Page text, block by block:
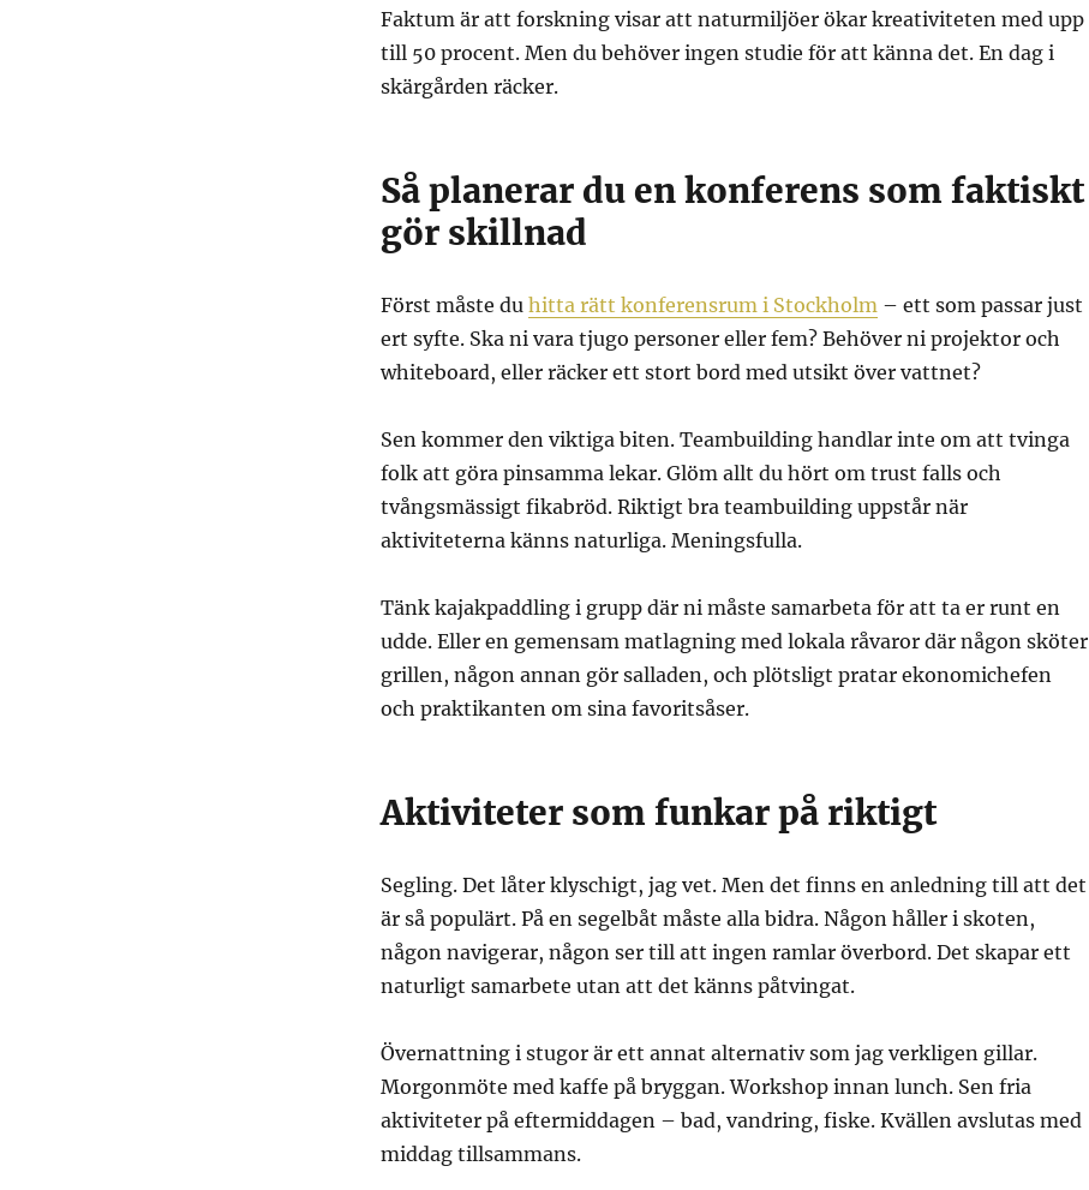
Faktum är att forskning visar att naturmiljöer ökar kreativiteten med upp
till 50 procent. Men du behöver ingen studie för att känna det. En dag i
skärgården räcker.
Så planerar du en konferens som faktiskt
gör skillnad
Först måste du hitta rätt konferensrum i Stockholm– ett som passar just
ert syfte. Ska ni vara tjugo personer eller fem? Behöver ni projektor och
whiteboard, eller räcker ett stort bord med utsikt över vattnet?
Sen kommer den viktiga biten. Teambuilding handlar inte om att tvinga
folk att göra pinsamma lekar. Glöm allt du hört om trust falls och
tvångsmässigt fikabröd. Riktigt bra teambuilding uppstår när
aktiviteterna känns naturliga. Meningsfulla.
Tänk kajakpaddling i grupp där ni måste samarbeta för att ta er runt en
udde. Eller en gemensam matlagning med lokala råvaror där någon sköter
grillen, någon annan gör salladen, och plötsligt pratar ekonomichefen
och praktikanten om sina favoritsåser.
Aktiviteter som funkar på riktigt
Segling. Det låter klyschigt, jag vet. Men det finns en anledning till att det
är så populärt. På en segelbåt måste alla bidra. Någon håller i skoten,
någon navigerar, någon ser till att ingen ramlar överbord. Det skapar ett
naturligt samarbete utan att det känns påtvingat.
Övernattning i stugor är ett annat alternativ som jag verkligen gillar.
Morgonmöte med kaffe på bryggan. Workshop innan lunch. Sen fria
aktiviteter på eftermiddagen – bad, vandring, fiske. Kvällen avslutas med
middag tillsammans.